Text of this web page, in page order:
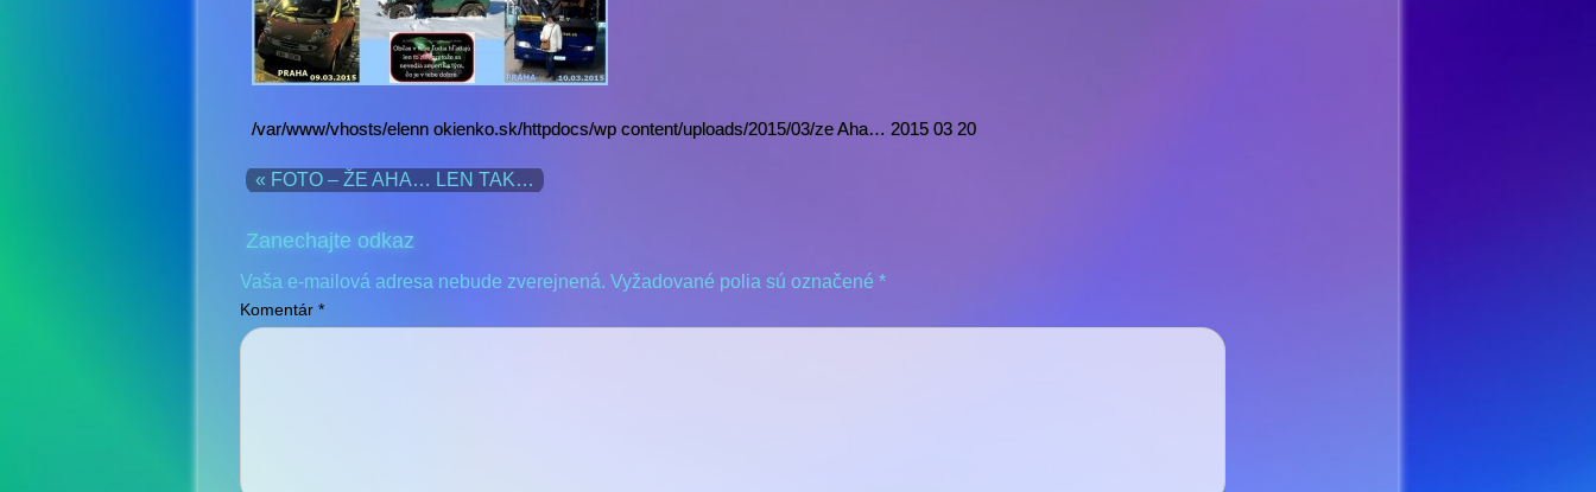
/var/www/vhosts/elenn okienko.sk/httpdocs/wp content/uploads/2015/03/ze Aha… 2015 03 20
« FOTO – ŽE AHA… LEN TAK…
Zanechajte odkaz
Vaša e-mailová adresa nebude zverejnená. Vyžadované polia sú označené *
Komentár *